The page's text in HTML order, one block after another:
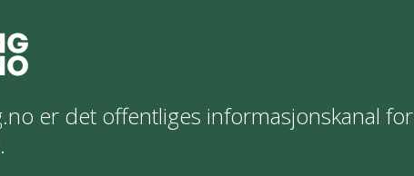
er det offentliges informasjonskanal